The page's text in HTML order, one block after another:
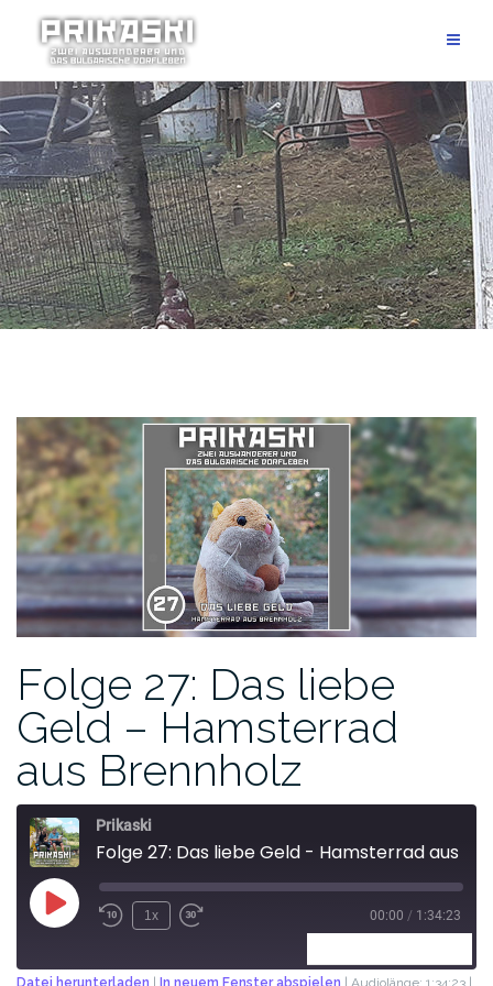
Folge 27: Das liebe
Geld – Hamsterrad
aus Brennholz
Prikaski
1x 00:00 / 1:34:23